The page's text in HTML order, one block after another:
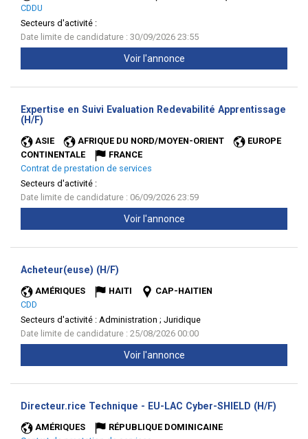
CDDU
Secteurs d'activité :
Date limite de candidature : 30/09/2026 23:55
Voir l'annonce
Expertise en Suivi Evaluation Redevabilité Apprentissage
(H/F)
ASIE AFRIQUE DU NORD/MOYEN-ORIENT
EUROPE
CONTINENTALE
FRANCE
Contrat de prestation de services
Secteurs d'activité :
Date limite de candidature : 06/09/2026 23:59
Voir l'annonce
Acheteur(euse) (H/F)
AMÉRIQUES HAITI
CAP-HAITIEN
CDD
Secteurs d'activité : Administration ; Juridique
Date limite de candidature : 25/08/2026 00:00
Voir l'annonce
Directeur.rice Technique - EU-LAC Cyber-SHIELD (H/F)
AMÉRIQUES
RÉPUBLIQUE DOMINICAINE